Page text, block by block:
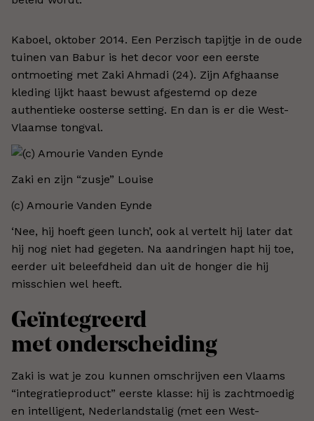
Kaboel, oktober 2014. Een Perzisch tapijtje in de oude
tuinen van Babur is het decor voor een eerste
ontmoeting met Zaki Ahmadi (24). Zijn Afghaanse
kleding lijkt haast bewust afgestemd op deze
authentieke oosterse setting. En dan is er die West-
Vlaamse tongval.
Zaki en zijn “zusje” Louise
(c) Amourie Vanden Eynde
‘Nee, hij hoeft geen lunch’, ook al vertelt hij later dat
hij nog niet had gegeten. Na aandringen hapt hij toe,
eerder uit beleefdheid dan uit de honger die hij
misschien wel heeft.
Geïntegreerd
met onderscheiding
Zaki is wat je zou kunnen omschrijven een Vlaams
“integratieproduct” eerste klasse: hij is zachtmoedig
en intelligent, Nederlandstalig (met een West-